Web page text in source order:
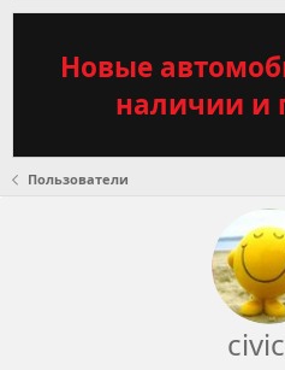
Новые
наличии и
Пользователи